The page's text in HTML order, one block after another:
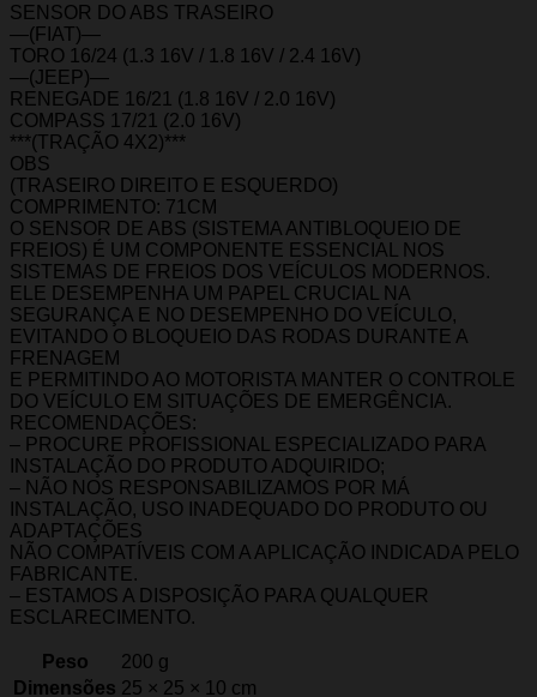
SENSOR DO ABS TRASEIRO
—(FIAT)—
TORO 16/24 (1.3 16V / 1.8 16V / 2.4 16V)
—(JEEP)—
RENEGADE 16/21 (1.8 16V / 2.0 16V)
COMPASS 17/21 (2.0 16V)
***(TRAÇÃO 4X2)***
OBS
(TRASEIRO DIREITO E ESQUERDO)
COMPRIMENTO: 71CM
O SENSOR DE ABS (SISTEMA ANTIBLOQUEIO DE
FREIOS) É UM COMPONENTE ESSENCIAL NOS
SISTEMAS DE FREIOS DOS VEÍCULOS MODERNOS.
ELE DESEMPENHA UM PAPEL CRUCIAL NA
SEGURANÇA E NO DESEMPENHO DO VEÍCULO,
EVITANDO O BLOQUEIO DAS RODAS DURANTE A
FRENAGEM
E PERMITINDO AO MOTORISTA MANTER O CONTROLE
DO VEÍCULO EM SITUAÇÕES DE EMERGÊNCIA.
RECOMENDAÇÕES:
– PROCURE PROFISSIONAL ESPECIALIZADO PARA
INSTALAÇÃO DO PRODUTO ADQUIRIDO;
– NÃO NOS RESPONSABILIZAMOS POR MÁ
INSTALAÇÃO, USO INADEQUADO DO PRODUTO OU
ADAPTAÇÕES
NÃO COMPATÍVEIS COM A APLICAÇÃO INDICADA PELO
FABRICANTE.
– ESTAMOS A DISPOSIÇÃO PARA QUALQUER
ESCLARECIMENTO.
Peso
200 g
Dimensões 25 × 25 × 10 cm